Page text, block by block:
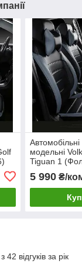
модельні
Tiguan 1
Тігуан)
екошкіра
5 990₴/
відгуків за рік